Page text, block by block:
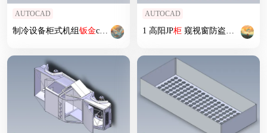
AUTOCAD
制冷设备柜式机组钣金cad图纸 钣 图
AUTOCAD
1 高阳JP柜窥视窗防盗网 钣金图